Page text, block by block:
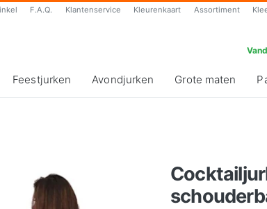
F.A.Q. Klantenservice Kleurenkaart Assortiment
Feestjurken Avondjurken Grote maten